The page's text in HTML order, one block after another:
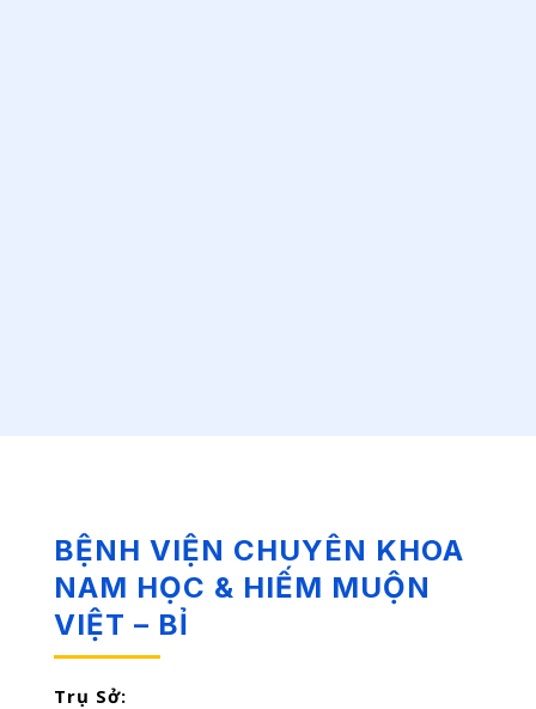
BỆNH VIỆN CHUYÊN KHOA
NAM HỌC & HIẾM MUỘN
VIỆT – BỈ
Trụ Sở: